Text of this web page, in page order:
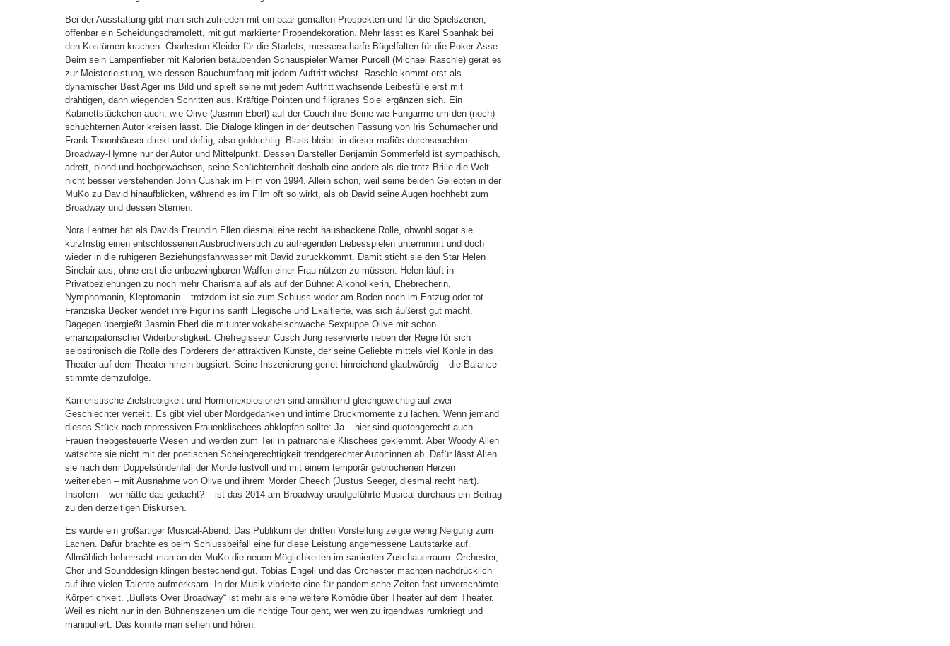
Bei der Ausstattung gibt man sich zufrieden mit ein paar gemalten Prospekten und für die Spielszenen,
offenbar ein Scheidungsdramolett, mit gut markierter Probendekoration. Mehr lässt es Karel Spanhak bei
den Kostümen krachen: Charleston-Kleider für die Starlets, messerscharfe Bügelfalten für die Poker-Asse.
Beim sein Lampenfieber mit Kalorien betäubenden Schauspieler Warner Purcell (Michael Raschle) gerät es
zur Meisterleistung, wie dessen Bauchumfang mit jedem Auftritt wächst. Raschle kommt erst als
dynamischer Best Ager ins Bild und spielt seine mit jedem Auftritt wachsende Leibesfülle erst mit
drahtigen, dann wiegenden Schritten aus. Kräftige Pointen und filigranes Spiel ergänzen sich. Ein
Kabinettstückchen auch, wie Olive (Jasmin Eberl) auf der Couch ihre Beine wie Fangarme um den (noch)
schüchternen Autor kreisen lässt. Die Dialoge klingen in der deutschen Fassung von Iris Schumacher und
Frank Thannhäuser direkt und deftig, also goldrichtig. Blass bleibt in dieser mafiös durchseuchten
Broadway-Hymne nur der Autor und Mittelpunkt. Dessen Darsteller Benjamin Sommerfeld ist sympathisch,
adrett, blond und hochgewachsen, seine Schüchternheit deshalb eine andere als die trotz Brille die Welt
nicht besser verstehenden John Cushak im Film von 1994. Allein schon, weil seine beiden Geliebten in der
MuKo zu David hinaufblicken, während es im Film oft so wirkt, als ob David seine Augen hochhebt zum
Broadway und dessen Sternen.
Nora Lentner hat als Davids Freundin Ellen diesmal eine recht hausbackene Rolle, obwohl sogar sie
kurzfristig einen entschlossenen Ausbruchversuch zu aufregenden Liebesspielen unternimmt und doch
wieder in die ruhigeren Beziehungsfahrwasser mit David zurückkommt. Damit sticht sie den Star Helen
Sinclair aus, ohne erst die unbezwingbaren Waffen einer Frau nützen zu müssen. Helen läuft in
Privatbeziehungen zu noch mehr Charisma auf als auf der Bühne: Alkoholikerin, Ehebrecherin,
Nymphomanin, Kleptomanin – trotzdem ist sie zum Schluss weder am Boden noch im Entzug oder tot.
Franziska Becker wendet ihre Figur ins sanft Elegische und Exaltierte, was sich äußerst gut macht.
Dagegen übergießt Jasmin Eberl die mitunter vokabelschwache Sexpuppe Olive mit schon
emanzipatorischer Widerborstigkeit. Chefregisseur Cusch Jung reservierte neben der Regie für sich
selbstironisch die Rolle des Förderers der attraktiven Künste, der seine Geliebte mittels viel Kohle in das
Theater auf dem Theater hinein bugsiert. Seine Inszenierung geriet hinreichend glaubwürdig – die Balance
stimmte demzufolge.
Karrieristische Zielstrebigkeit und Hormonexplosionen sind annähernd gleichgewichtig auf zwei
Geschlechter verteilt. Es gibt viel über Mordgedanken und intime Druckmomente zu lachen. Wenn jemand
dieses Stück nach repressiven Frauenklischees abklopfen sollte: Ja – hier sind quotengerecht auch
Frauen triebgesteuerte Wesen und werden zum Teil in patriarchale Klischees geklemmt. Aber Woody Allen
watschte sie nicht mit der poetischen Scheingerechtigkeit trendgerechter Autor:innen ab. Dafür lässt Allen
sie nach dem Doppelsündenfall der Morde lustvoll und mit einem temporär gebrochenen Herzen
weiterleben – mit Ausnahme von Olive und ihrem Mörder Cheech (Justus Seeger, diesmal recht hart).
Insofern – wer hätte das gedacht? – ist das 2014 am Broadway uraufgeführte Musical durchaus ein Beitrag
zu den derzeitigen Diskursen.
Es wurde ein großartiger Musical-Abend. Das Publikum der dritten Vorstellung zeigte wenig Neigung zum
Lachen. Dafür brachte es beim Schlussbeifall eine für diese Leistung angemessene Lautstärke auf.
Allmählich beherrscht man an der MuKo die neuen Möglichkeiten im sanierten Zuschauerraum. Orchester,
Chor und Sounddesign klingen bestechend gut. Tobias Engeli und das Orchester machten nachdrücklich
auf ihre vielen Talente aufmerksam. In der Musik vibrierte eine für pandemische Zeiten fast unverschämte
Körperlichkeit. „Bullets Over Broadway“ ist mehr als eine weitere Komödie über Theater auf dem Theater.
Weil es nicht nur in den Bühnenszenen um die richtige Tour geht, wer wen zu irgendwas rumkriegt und
manipuliert. Das konnte man sehen und hören.